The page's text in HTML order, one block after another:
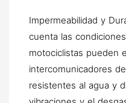
Impermeabilidad y
cuenta las
motociclistas pueden
intercomunicadores
resistentes al agua y